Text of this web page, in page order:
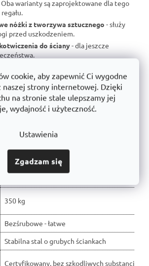
cookie, aby zapewnić Ci wygodne
naszej strony internetowej. Dzięki
na stronie stale ulepszamy jej
wydajność i użyteczność.
Ustawienia
Zgadzam się
. Oba warianty są zaprojektowane dla tego
nóżki z tworzywa sztucznego - służy
przed uszkodzeniem.
do ściany- dla jeszcze
produkcji.
- dowód jakości i długoterminowej
typowymi regałami
W wyniku recenzji użytkowników produkt
350 kg
Bezśrubowe - łatwe
Stabilna stal o grubych ściankach
Certyfikowany, bez szkodliwych substancji